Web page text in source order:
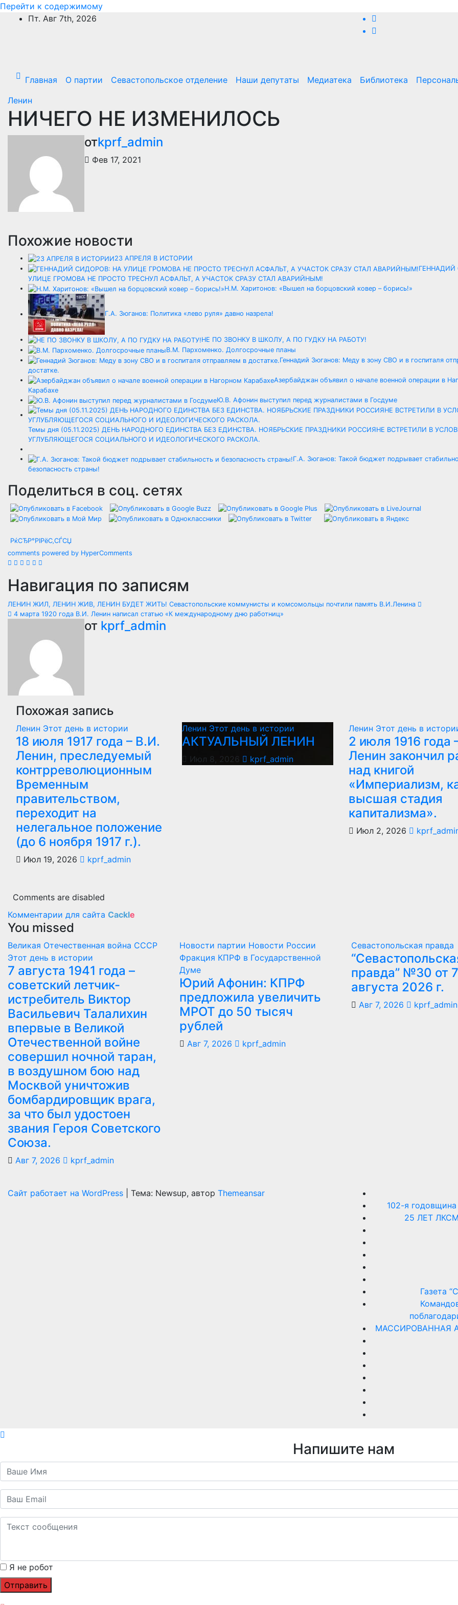
Перейти к содержимому
Пт. Авг 7th, 2026
Главная О партии Севастопольское отделение Наши депутаты Медиатека Библиотека
Ленин
НИЧЕГО НЕ ИЗМЕНИЛОСЬ
отkprf_admin
Фев 17, 2021
Похожие новости
23 АПРЕЛЯ В ИСТОРИИ
ГЕННАДИЙ
УЛИЦЕ ГРОМОВА НЕ ПРОСТО ТРЕСНУЛ АСФАЛЬТ, А УЧАСТОК СРАЗУ СТАЛ АВАРИЙНЫМ!
Н.М. Харитонов: «Вышел на борцовский ковер – борись!»
Г.А. Зюганов: Политика «лево руля» давно назрела!
НЕ ПО ЗВОНКУ В ШКОЛУ, А ПО ГУДКУ НА РАБОТУ!
В.М. Пархоменко. Долгосрочные планы
Геннадий Зюганов: Меду в зону СВО и в госпиталя
достатке.
Азербайджан объявил о начале военной операции в
Карабахе
Ю.В. Афонин выступил перед журналистами в Госдуме
Темы дня (05.11.2025) ДЕНЬ НАРОДНОГО ЕДИНСТВА БЕЗ ЕДИНСТВА. НОЯБРЬСКИЕ ПРАЗДНИКИ РОССИЯНЕ ВСТРЕТИЛИ В
УГЛУБЛЯЮЩЕГОСЯ СОЦИАЛЬНОГО И ИДЕОЛОГИЧЕСКОГО РАСКОЛА.
Г.А. Зюганов: Такой бюджет подрывает
безопасность страны!
Поделиться в соц. сетях
РќСЂР°РІРёС‚СЃСЏ
comments powered by HyperComments
Навигация по записям
ЛЕНИН ЖИЛ, ЛЕНИН ЖИВ, ЛЕНИН БУДЕТ ЖИТЬ! Севастопольские коммунисты и комсомольцы почтили память В.И.Ленина
4 марта 1920 года В.И. Ленин написал статью «К международному дню работниц»
от kprf_admin
Похожая запись
Ленин Этот день в истории
18 июля 1917 года – В.И.
Ленин, преследуемый
контрреволюционным
Временным
правительством,
переходит на
нелегальное положение
(до 6 ноября 1917 г.).
Июл 19, 2026 kprf_admin
Ленин Этот день в истории
АКТУАЛЬНЫЙ ЛЕНИН
Июл 8, 2026 kprf_admin
Ленин Этот день в
2 июля 1916 года
Ленин закончил
над книгой
«Империализм,
высшая стадия
капитализма».
Июл 2, 2026
Comments are disabled
Комментарии для сайта Cackle
You missed
Великая Отечественная война СССР
Этот день в истории
7 августа 1941 года –
советский летчик-
истребитель Виктор
Васильевич Талалихин
впервые в Великой
Отечественной войне
совершил ночной таран,
в воздушном бою над
Москвой уничтожив
бомбардировщик врага,
за что был удостоен
звания Героя Советского
Союза.
Авг 7, 2026 kprf_admin
Новости партии Новости России
Фракция КПРФ в Государственной
Думе
Юрий Афонин: КПРФ
предложила увеличить
МРОТ до 50 тысяч
рублей
Авг 7, 2026 kprf_admin
Севастопольская правда
правда” №30 от 7
августа 2026 г.
Авг 7, 2026 kprf_admin
Сайт работает на WordPress Тема: Newsup, автор Themeansar
102-я
25 ЛЕТ
Газета
МАССИРОВАННАЯ
Напишите нам
Я не робот
Отправить